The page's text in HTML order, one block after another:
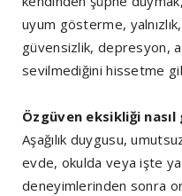
uyum gösterme,
güvensizlik, depresyon,
sevilmediğini hissetme
Özgüven eksikliği nasıl
Aşağılık duygusu,
evde, okulda veya işte
deneyimlerinden sonra